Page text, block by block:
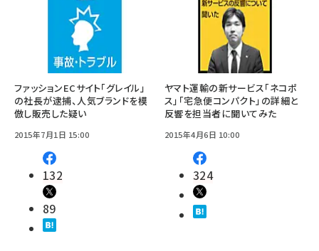
ファッションECサイト「グレイル」
の社長が逮捕、人気ブランドを模
倣し販売した疑い
2015年7月1日 15:00
132
89
ヤマト運輸の新サービス「ネコポ
ス」「宅急便コンパクト」の詳細と
反響を担当者に聞いてみた
2015年4月6日 10:00
324